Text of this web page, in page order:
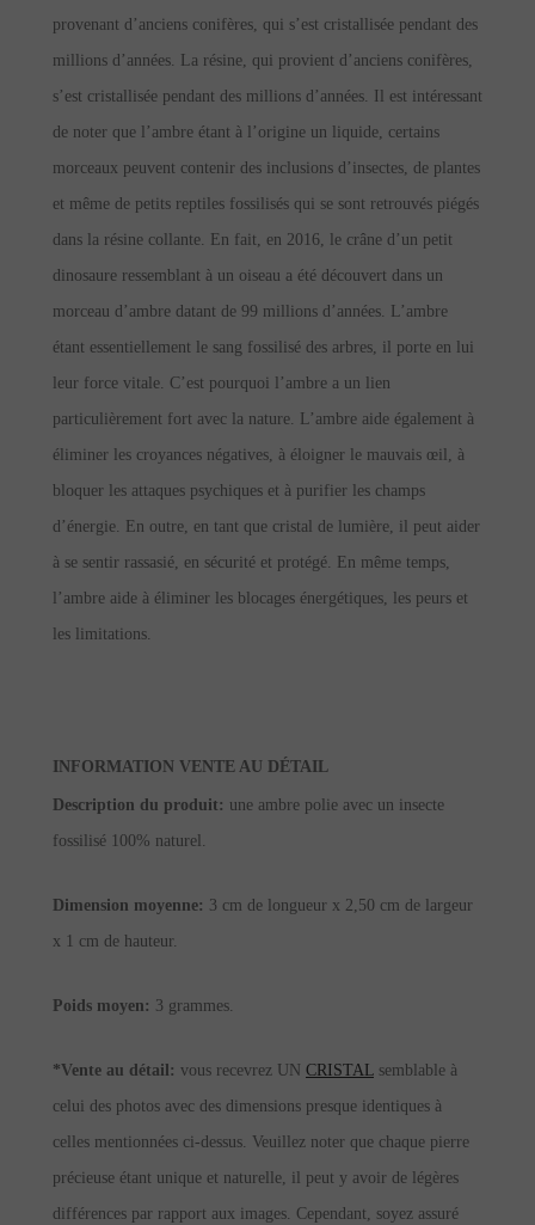
provenant d’anciens conifères, qui s’est cristallisée pendant des
millions d’années. La résine, qui provient d’anciens conifères,
s’est cristallisée pendant des millions d’années. Il est intéressant
de noter que l’ambre étant à l’origine un liquide, certains
morceaux peuvent contenir des inclusions d’insectes, de plantes
et même de petits reptiles fossilisés qui se sont retrouvés piégés
dans la résine collante. En fait, en 2016, le crâne d’un petit
dinosaure ressemblant à un oiseau a été découvert dans un
morceau d’ambre datant de 99 millions d’années. L’ambre
étant essentiellement le sang fossilisé des arbres, il porte en lui
leur force vitale. C’est pourquoi l’ambre a un lien
particulièrement fort avec la nature. L’ambre aide également à
éliminer les croyances négatives, à éloigner le mauvais œil, à
bloquer les attaques psychiques et à purifier les champs
d’énergie. En outre, en tant que cristal de lumière, il peut aider
à se sentir rassasié, en sécurité et protégé. En même temps,
l’ambre aide à éliminer les blocages énergétiques, les peurs et
les limitations.
INFORMATION VENTE AU DÉTAIL
Description du produit: une ambre polie avec un insecte
fossilisé 100% naturel.
Dimension moyenne: 3 cm de longueur x 2,50 cm de largeur
x 1 cm de hauteur.
Poids moyen: 3 grammes.
*Vente au détail: vous recevrez UN CRISTAL semblable à
celui des photos avec des dimensions presque identiques à
celles mentionnées ci-dessus. Veuillez noter que chaque pierre
précieuse étant unique et naturelle, il peut y avoir de légères
différences par rapport aux images. Cependant, soyez assuré